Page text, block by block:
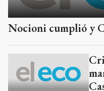
Nocioni cumplió y